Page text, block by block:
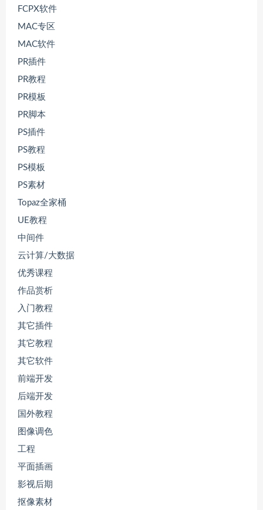
FCPX软件
MAC专区
MAC软件
PR插件
PR教程
PR模板
PR脚本
PS插件
PS教程
PS模板
PS素材
Topaz全家桶
UE教程
中间件
云计算/大数据
优秀课程
作品赏析
入门教程
其它插件
其它教程
其它软件
前端开发
后端开发
国外教程
图像调色
工程
平面插画
影视后期
抠像素材